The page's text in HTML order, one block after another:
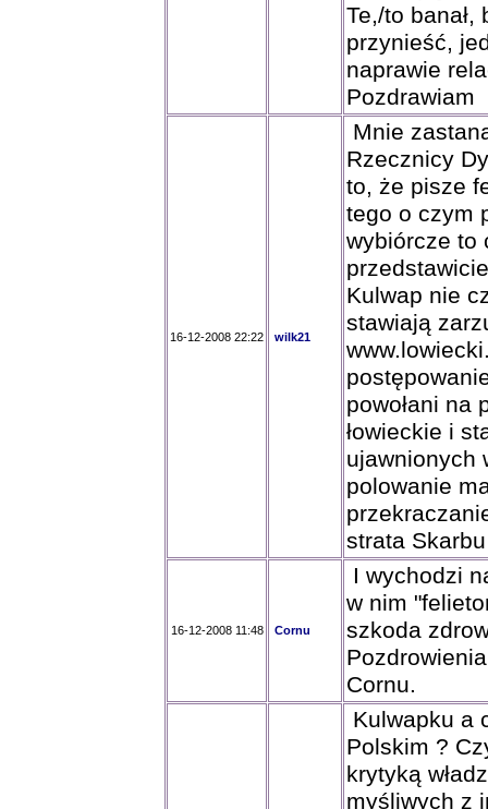
Te,/to
przynieść,
naprawie
Pozdrawiam
16-12-2008 22:22 wilk21
Mnie
Rzecznicy
to, że pisze
tego o czym
wybiórcze to
Kulwap nie
stawiają
powołani na
łowieckie i
ujawnionych
polowanie
strata
16-12-2008 11:48 Cornu
I wychodzi
w nim
szkoda
Cornu.
Kulwapku a
Polskim ?
krytyką
myśliwych z